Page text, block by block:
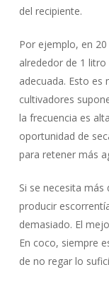
del recipiente.
Por ejemplo, en
alrededor de 1
adecuada. Esto es
cultivadores
la frecuencia es
oportunidad de
para retener más
Si se necesita
producir
demasiado. El
En coco, siempre
de no regar lo